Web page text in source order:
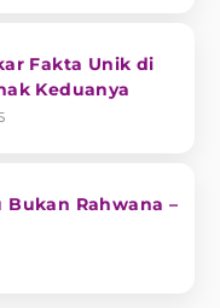
Fakta Unik di
Keduanya
Bukan Rahwana –